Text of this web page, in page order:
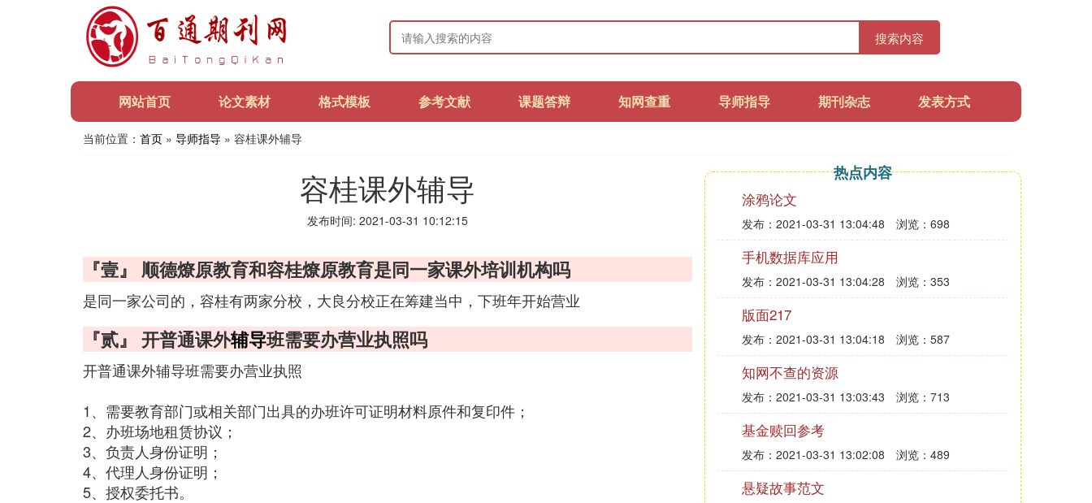
搜索内容
网站首页 论文素材 格式模板 参考文献 课题答辩 知网查重 导师指导 期刊杂志 发表方式
当前位置： 首页 » 导师指导 » 容桂课外辅导
容桂课外辅导
发布时间: 2021-03-31 10:12:15
『壹』 顺德燎原教育和容桂燎原教育是同一家课外培训机构吗
是同一家公司的，容桂有两家分校，大良分校正在筹建当中，下班年开始营业
『贰』 开普通课外辅导班需要办营业执照吗
开普通课外辅导班需要办营业执照
1、需要教育部门或相关部门出具的办班许可证明材料原件和复印件；
2、办班场地租赁协议；
3、负责人身份证明；
4、代理人身份证明；
5、授权委托书。
热点内容
涂鸦论文
发布：2021-03-31 13:04:48 浏览：698
手机数据库应用
发布：2021-03-31 13:04:28 浏览：353
版面217
发布：2021-03-31 13:04:18 浏览：587
知网不查的资源
发布：2021-03-31 13:03:43 浏览：713
基金赎回参考
发布：2021-03-31 13:02:08 浏览：489
悬疑故事范文